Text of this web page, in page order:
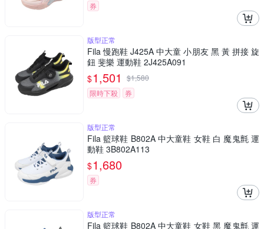
券
版型正常
Fila 慢跑鞋 J425A 中大童 小朋友 黑 黃 拼接 旋
鈕 斐樂 運動鞋 2J425A091
$1,501 $1,580
限時下殺
券
版型正常
Fila 籃球鞋 B802A 中大童鞋 女鞋 白 魔鬼氈 運
動鞋 3B802A113
$1,680
券
版型正常
Fila 籃球鞋 B802A 中大童鞋 女鞋 黑 魔鬼氈 運